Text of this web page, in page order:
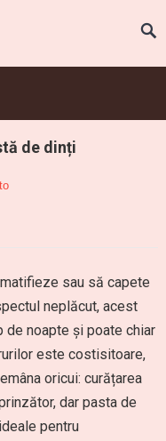
de dinți
sau să capete
neplăcut, acest
noapte și poate chiar
este costisitoare,
oricui: curățarea
dar pasta de
pentru